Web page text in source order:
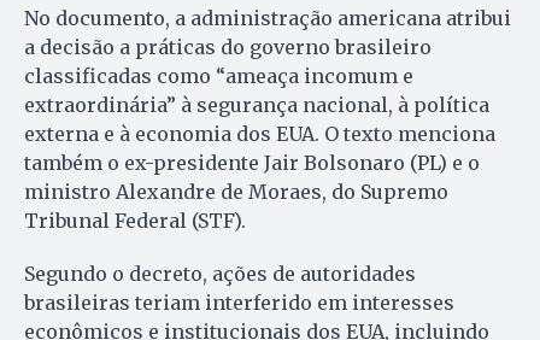
No documento, a administração americana atribui
a decisão a práticas do governo brasileiro
classificadas como “ameaça incomum e
extraordinária” à segurança nacional, à política
externa e à economia dos EUA. O texto menciona
também o ex-presidente Jair Bolsonaro (PL) e o
ministro Alexandre de Moraes, do Supremo
Tribunal Federal (STF).
Segundo o decreto, ações de autoridades
brasileiras teriam interferido em interesses
econômicos e institucionais dos EUA, incluindo